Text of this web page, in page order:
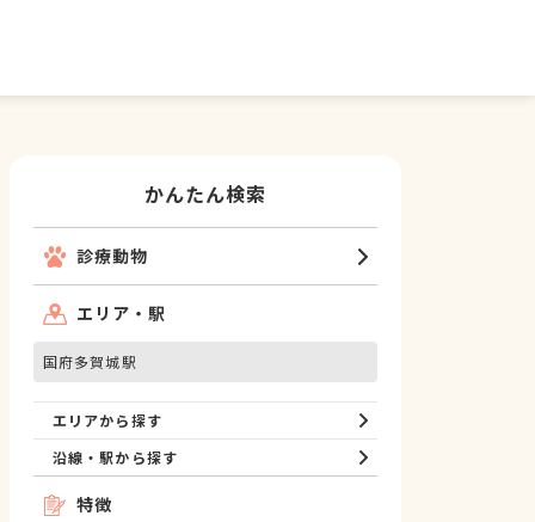
かんたん検索
診療動物
エリア・駅
国府多賀城駅
エリアから探す
沿線・駅から探す
特徴